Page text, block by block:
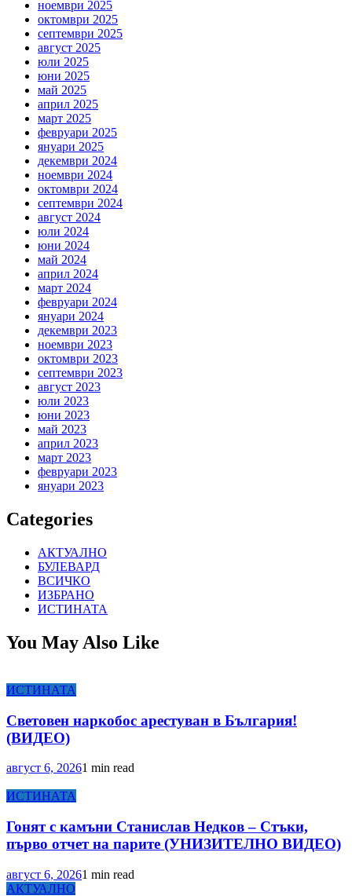
ноември 2025
октомври 2025
септември 2025
август 2025
юли 2025
юни 2025
май 2025
април 2025
март 2025
февруари 2025
януари 2025
декември 2024
ноември 2024
октомври 2024
септември 2024
август 2024
юли 2024
юни 2024
май 2024
април 2024
март 2024
февруари 2024
януари 2024
декември 2023
ноември 2023
октомври 2023
септември 2023
август 2023
юли 2023
юни 2023
май 2023
април 2023
март 2023
февруари 2023
януари 2023
Categories
АКТУАЛНО
БУЛЕВАРД
ВСИЧКО
ИЗБРАНО
ИСТИНАТА
You May Also Like
ИСТИНАТА
Световен наркобос арестуван в България!
(ВИДЕО)
август 6, 20261 min read
ИСТИНАТА
Гонят с камъни Станислав Недков – Стъки,
първо отчет на парите (УНИЗИТЕЛНО ВИДЕО)
август 6, 20261 min read
АКТУАЛНО